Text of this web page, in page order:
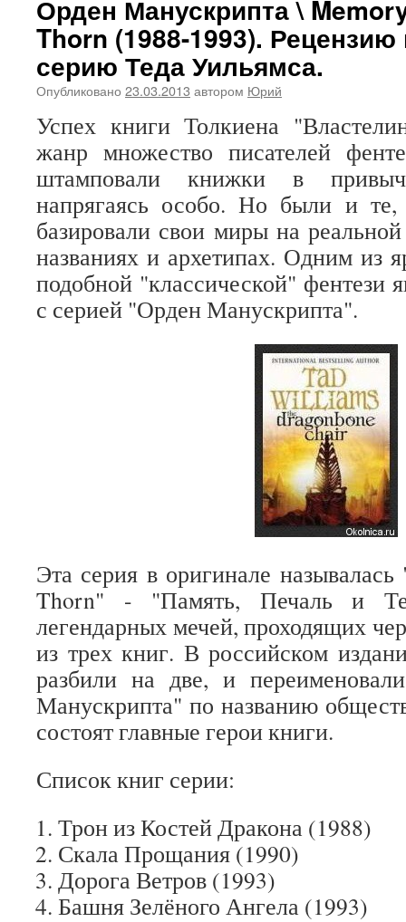
Орден Манускрипта \
Thorn (1988-1993).
серию Теда Уильямса.
Опубликовано 23.03.2013 автором Юрий
Успех книги Толкиена
жанр множество писателей
штамповали книжки в
напрягаясь особо. Но были и
базировали свои миры на
названиях и архетипах. Одним из
подобной "классической" фентези
с серией "Орден Манускрипта".
Эта серия в оригинале
Thorn" - "Память, Печаль и
легендарных мечей, проходящих
из трех книг. В российском
разбили на две, и
Манускрипта" по названию
состоят главные герои книги.
Список книг серии:
Трон из Костей Дракона (1988)
Скала Прощания (1990)
Дорога Ветров (1993)
Башня Зелёного Ангела (1993)